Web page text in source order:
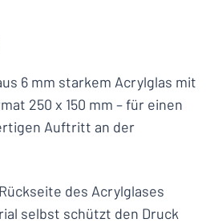
6 mm starkem Acrylglas mit
250 x 150 mm – für einen
Auftritt an der
des Acrylglases
selbst schützt den Druck